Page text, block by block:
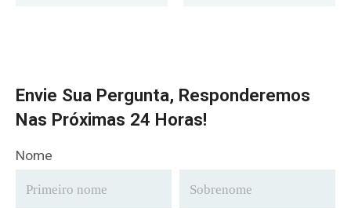
Envie Sua Pergunta, Responderemos
Nas Próximas 24 Horas!
Nome